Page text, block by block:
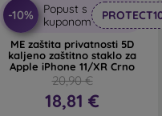
-10%
Popust s
kuponom
ME zaštita privatnosti 5D
kaljeno zaštitno staklo za
Apple iPhone 11/XR Crno
20,90 €
18,81 €